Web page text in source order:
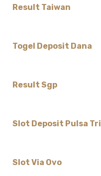
Result Taiwan
Togel Deposit Dana
Result Sgp
Slot Deposit Pulsa Tri
Slot Via Ovo